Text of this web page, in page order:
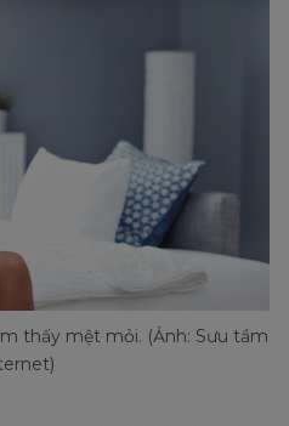
thấy mệt mỏi. (Ảnh: Sưu tầm